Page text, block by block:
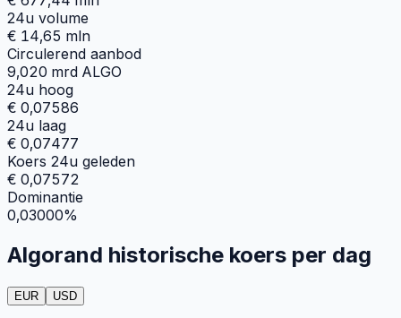
24u volume
€ 14,65 mln
Circulerend aanbod
9,020 mrd ALGO
24u hoog
€ 0,07586
24u laag
€ 0,07477
Koers 24u geleden
€ 0,07572
Dominantie
0,03000%
Algorand historische koers per dag
EUR USD